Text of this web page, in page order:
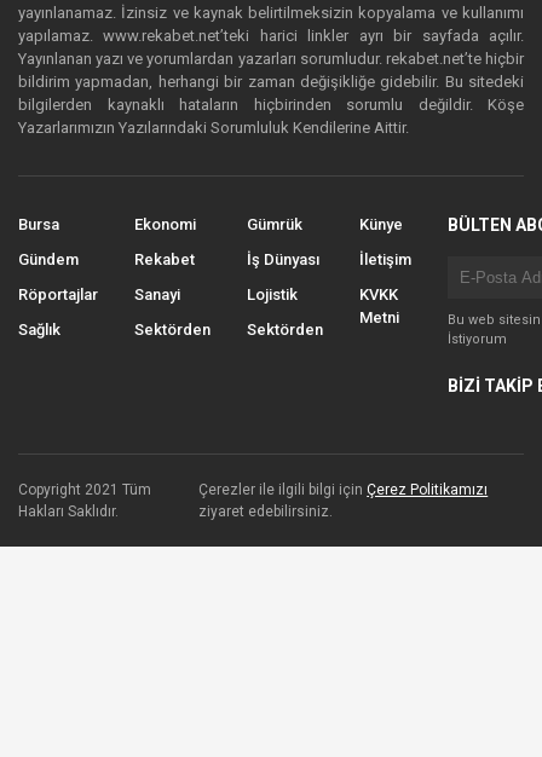
yayınlanamaz. İzinsiz ve kaynak belirtilmeksizin kopyalama ve kullanımı
yapılamaz. www.rekabet.net’teki harici linkler ayrı bir sayfada açılır.
Yayınlanan yazı ve yorumlardan yazarları sorumludur. rekabet.net’te hiçbir
bildirim yapmadan, herhangi bir zaman değişikliğe gidebilir. Bu sitedeki
bilgilerden kaynaklı hataların hiçbirinden sorumlu değildir. Köşe
Yazarlarımızın Yazılarındaki Sorumluluk Kendilerine Aittir.
Bursa
Gündem
Röportajlar
Sağlık
Ekonomi
Rekabet
Sanayi
Sektörden
Gümrük
İş Dünyası
Lojistik
Sektörden
Künye
İletişim
KVKK
Metni
BÜLTEN
Bu web
İstiyorum
BİZİ TAKİP
Copyright 2021 Tüm
Hakları Saklıdır.
Çerezler ile ilgili bilgi içinÇerez Politikamızı
ziyaret edebilirsiniz.